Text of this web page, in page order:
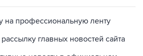
главных новостей сайта
новости в официальном